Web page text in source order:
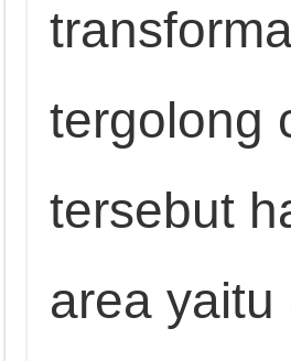
tergolong
tersebut
area